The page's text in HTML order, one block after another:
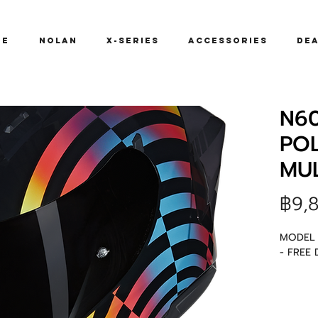
NOLAN X-SERIES ACCESSORIES
฿
- FREE